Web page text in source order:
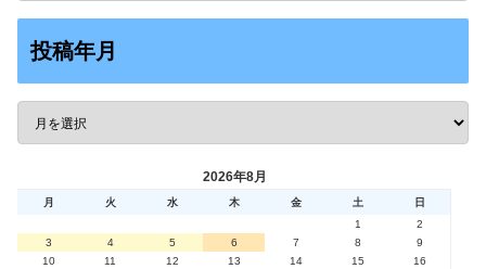
投稿年月
2026年8月
月 火 水 木 金 土
日
1
2
3
4 5 6 7 8
9
10
11 12 13 14 15
16